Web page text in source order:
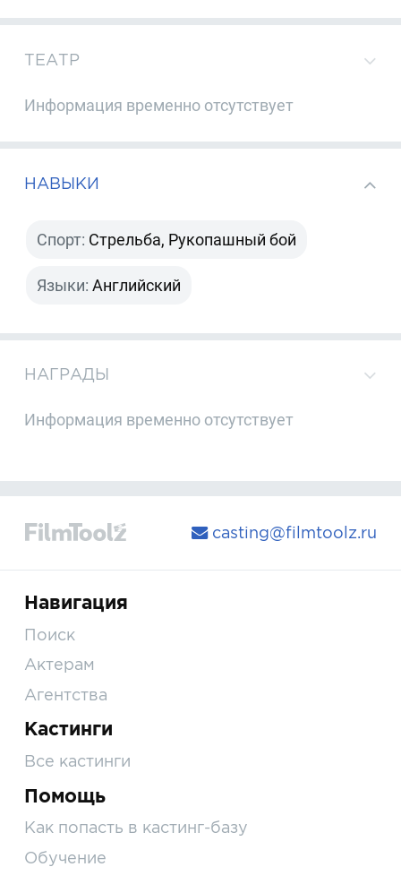
ТЕАТР
Информация временно отсутствует
НАВЫКИ
Спорт: Стрельба, Рукопашный бой
Языки: Английский
НАГРАДЫ
Информация временно отсутствует
casting@filmtoolz.ru
Навигация
Поиск
Актерам
Агентства
Кастинги
Все кастинги
Помощь
Как попасть в кастинг-базу
Обучение